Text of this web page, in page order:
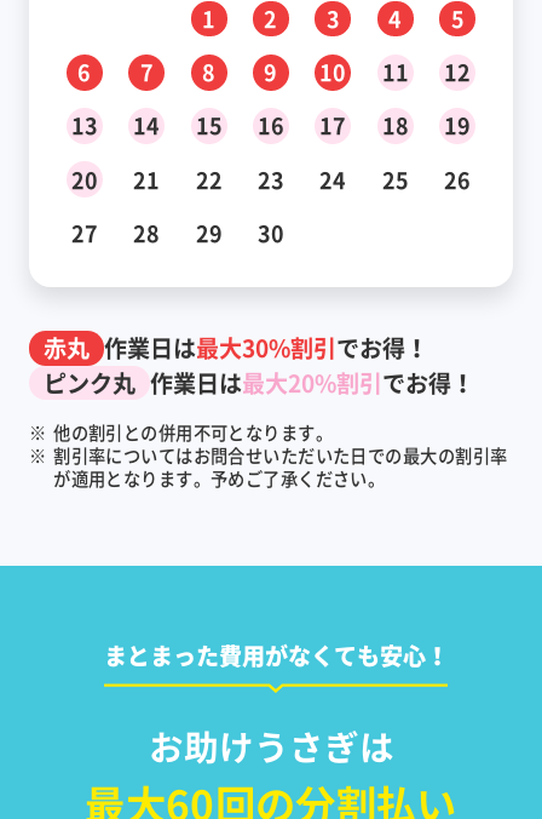
1 2 3 4
5
6
7 8 9 10 11
12
13
14 15 16 17 18
19
20
21 22 23 24 25
26
27
28 29 30
赤丸 作業日は最大30%割引でお得！
ピンク丸 作業日は最大20%割引でお得！
※ 他の割引との併用不可となります。
※ 割引率についてはお問合せいただいた日での最大の割引率
が適用となります。予めご了承ください。
まとまった費用がなくても安心！
お助けうさぎは
最大60回の分割払い